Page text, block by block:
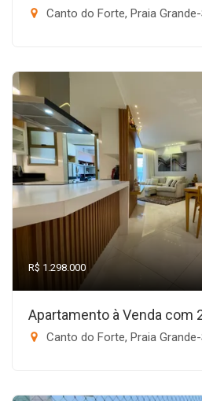
Canto do Forte, Praia Grande-
R$ 1.298.000
Apartamento à Venda com
Canto do Forte, Praia Grande-